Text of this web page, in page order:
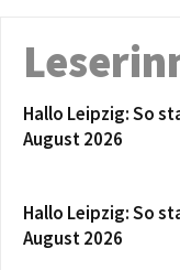
Hallo Leipzig: So
August 2026
Hallo Leipzig: So
August 2026